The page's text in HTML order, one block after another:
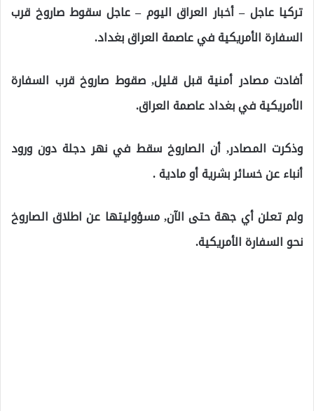
تركيا عاجل – أخبار العراق اليوم – عاجل سقوط صاروخ قرب
السفارة الأمريكية في عاصمة العراق بغداد.
أفادت مصادر أمنية قبل قليل, صقوط صاروخ قرب السفارة
الأمريكية في بغداد عاصمة العراق.
وذكرت المصادر, أن الصاروخ سقط في نهر دجلة دون ورود
أنباء عن خسائر بشرية أو مادية .
ولم تعلن أي جهة حتى الآن, مسؤوليتها عن اطلاق الصاروخ
نحو السفارة الأمريكية.